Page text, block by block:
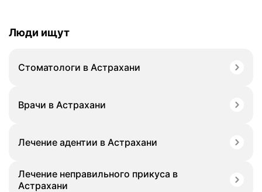
Люди ищут
Стоматологи в Астрахани
Врачи в Астрахани
Лечение адентии в Астрахани
Лечение неправильного прикуса в
Астрахани